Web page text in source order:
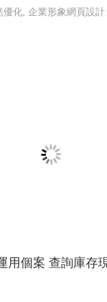
優化, 企業形象網頁設計
用個案 查詢庫存